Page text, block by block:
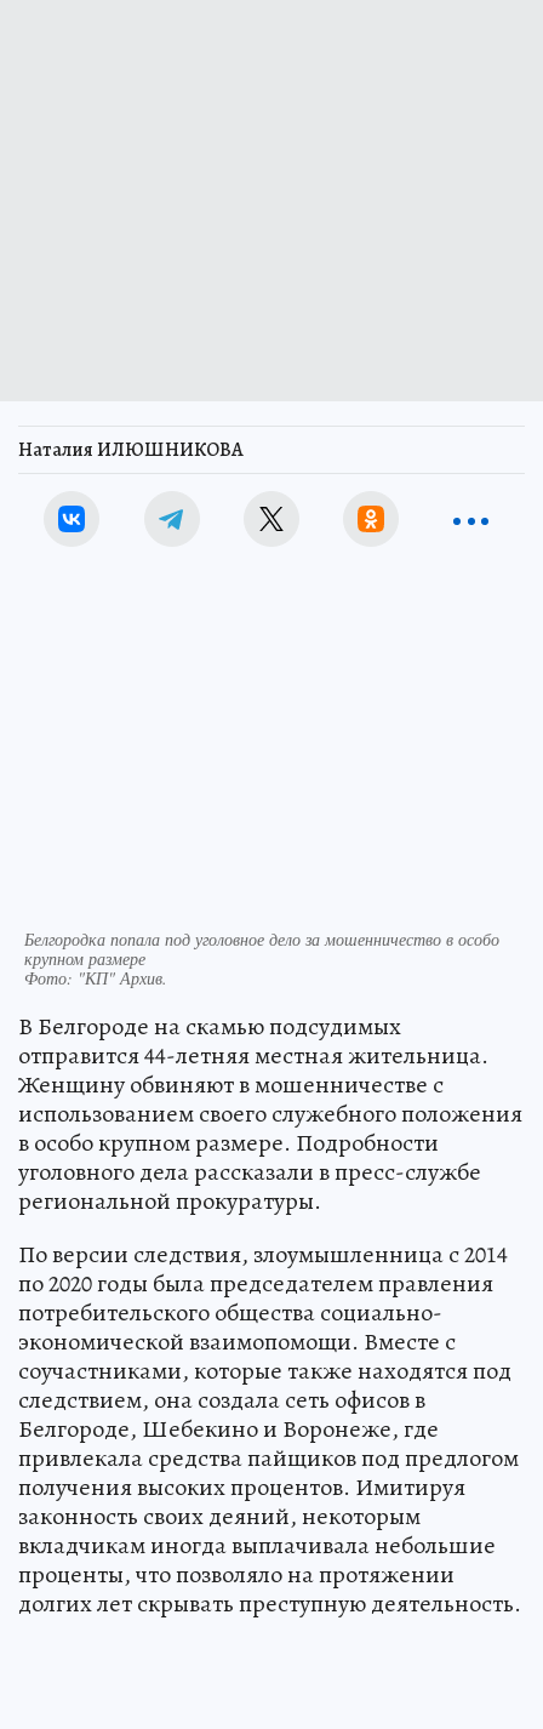
Наталия ИЛЮШНИКОВА
Белгородка попала под уголовное дело за мошенничество в особо
крупном размере
Фото: "КП" Архив.
В Белгороде на скамью подсудимых
отправится 44-летняя местная жительница.
Женщину обвиняют в мошенничестве с
использованием своего служебного положения
в особо крупном размере. Подробности
уголовного дела рассказали в пресс-службе
региональной прокуратуры.
По версии следствия, злоумышленница с 2014
по 2020 годы была председателем правления
потребительского общества социально-
экономической взаимопомощи. Вместе с
соучастниками, которые также находятся под
следствием, она создала сеть офисов в
Белгороде, Шебекино и Воронеже, где
привлекала средства пайщиков под предлогом
получения высоких процентов. Имитируя
законность своих деяний, некоторым
вкладчикам иногда выплачивала небольшие
проценты, что позволяло на протяжении
долгих лет скрывать преступную деятельность.